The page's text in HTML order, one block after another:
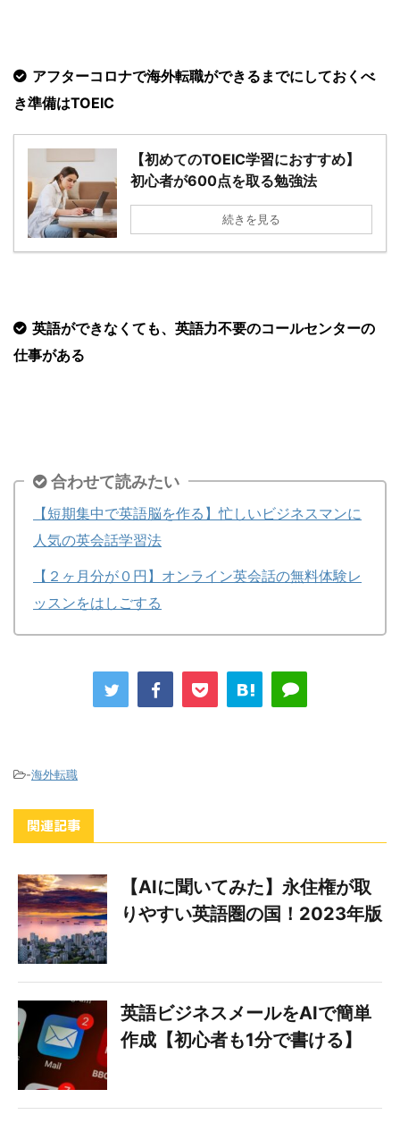
アフターコロナで海外転職ができるまでにしておくべ
き準備はTOEIC
【初めてのTOEIC学習におすすめ】
初心者が600点を取る勉強法
続きを見る
英語ができなくても、英語力不要のコールセンターの
仕事がある
合わせて読みたい
【短期集中で英語脳を作る】忙しいビジネスマンに
人気の英会話学習法
【２ヶ月分が０円】オンライン英会話の無料体験レ
ッスンをはしごする
-海外転職
関連記事
【AIに聞いてみた】永住権が取
りやすい英語圏の国！2023年版
英語ビジネスメールをAIで簡単
作成【初心者も1分で書ける】